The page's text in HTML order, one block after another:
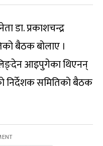
डा. प्रकाशचन्द्र
बैठक बोलाए ।
आइपुगेका थिएनन्
निर्देशक समितिको बैठक